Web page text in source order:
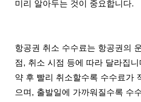
미리 알아두는 것이 중요합니다.
항공권 취소 수수료는 항공권의
점, 취소 시점 등에 따라 달라집니
약 후 빨리 취소할수록 수수료가
으며, 출발일에 가까워질수록 수